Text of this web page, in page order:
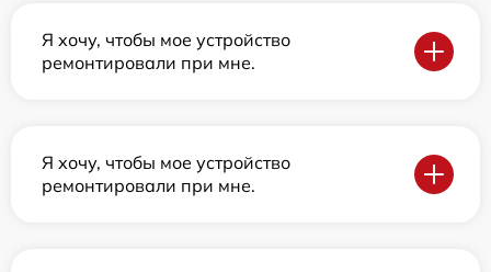
Я хочу, чтобы мое устройство
ремонтировали при мне.
Я хочу, чтобы мое устройство
ремонтировали при мне.